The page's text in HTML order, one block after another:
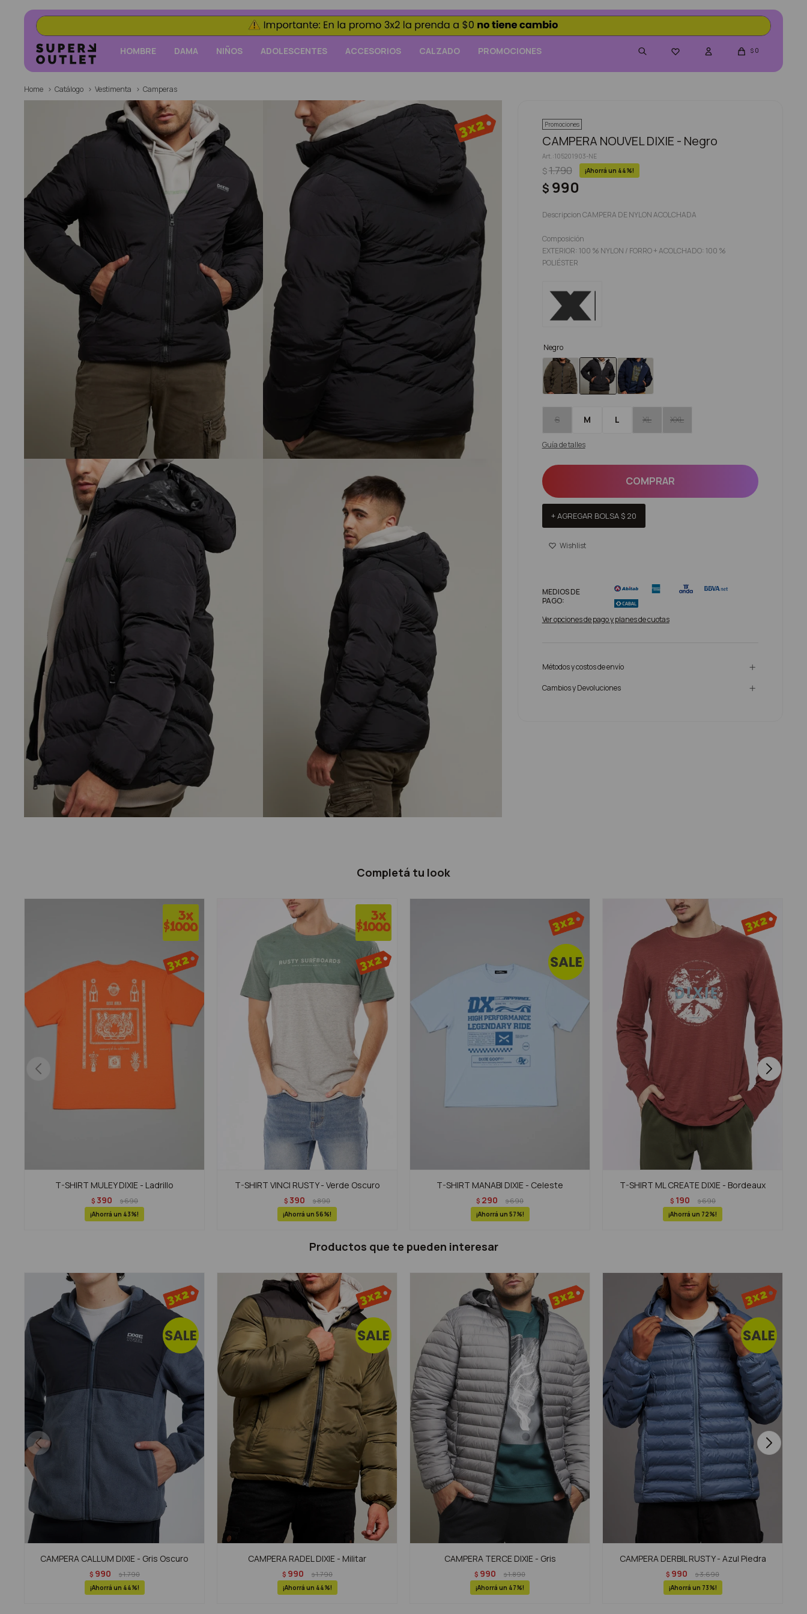
HOMBRE DAMA NIÑOS ADOLESCENTES ACCESORIOS CALZADO PROMOCIONES  $ 0
Home Catálogo Vestimenta Camperas
Promociones
CAMPERA NOUVEL DIXIE - Negro
105201903-NE
$ 990
$1.790 44
Descripcion CAMPERA DE NYLON ACOLCHADA
Composición
EXTERIOR: 100 % NYLON / FORRO + ACOLCHADO: 100 %
POLIÉSTER
Negro
S M L XL XXL
Guía de talles
COMPRAR
+ AGREGAR BOLSA$ 20
MEDIOS DE
PAGO:
Ver opciones de pago y planes de cuotas
Métodos y costos de envío
Cambios y Devoluciones
Completá tu look
T-SHIRT MULEY DIXIE - Ladrillo
$ 390 $690
43
T-SHIRT VINCI RUSTY - Verde Oscuro
$ 390 $890
56
T-SHIRT MANABI DIXIE - Celeste
$ 290 $690
57
T-SHIRT ML CREATE DIXIE - Bordeaux
$ 190 $690
72
Productos que te pueden interesar
CAMPERA CALLUM DIXIE - Gris Oscuro
$ 990 $1.790
44
CAMPERA RADEL DIXIE - Militar
$ 990 $1.790
44
CAMPERA TERCE DIXIE - Gris
$ 990 $1.890
47
CAMPERA DERBIL RUSTY - Azul Piedra
$ 990 $3.690
73